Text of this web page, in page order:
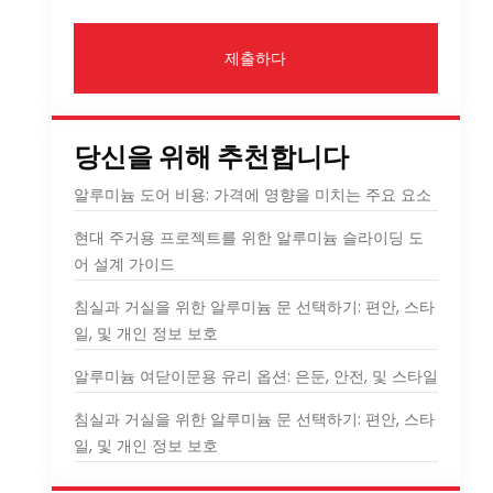
제출하다
당신을 위해 추천합니다
알루미늄 도어 비용: 가격에 영향을 미치는 주요 요소
현대 주거용 프로젝트를 위한 알루미늄 슬라이딩 도
어 설계 가이드
침실과 거실을 위한 알루미늄 문 선택하기: 편안, 스타
일, 및 개인 정보 보호
알루미늄 여닫이문용 유리 옵션: 은둔, 안전, 및 스타일
침실과 거실을 위한 알루미늄 문 선택하기: 편안, 스타
일, 및 개인 정보 보호